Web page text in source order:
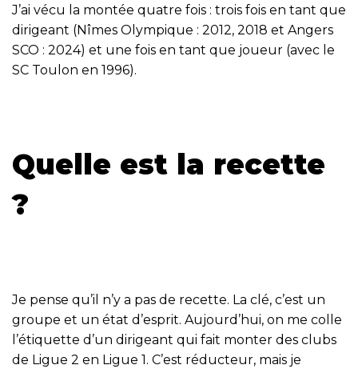
J’ai vécu la montée quatre fois : trois fois en tant que
dirigeant (Nîmes Olympique : 2012, 2018 et Angers
SCO : 2024) et une fois en tant que joueur (avec le
SC Toulon en 1996).
Quelle est la recette
?
Je pense qu’il n’y a pas de recette. La clé, c’est un
groupe et un état d’esprit. Aujourd’hui, on me colle
l’étiquette d’un dirigeant qui fait monter des clubs
de Ligue 2 en Ligue 1. C’est réducteur, mais je